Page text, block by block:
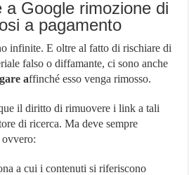
a Google rimozione di
a pagamento
infinite. E oltre al fatto di rischiare di
falso o diffamante, ci sono anche
affinché esso venga rimosso.
il diritto di rimuovere i link a tali
di ricerca. Ma deve sempre
ovvero:
a cui i contenuti si riferiscono